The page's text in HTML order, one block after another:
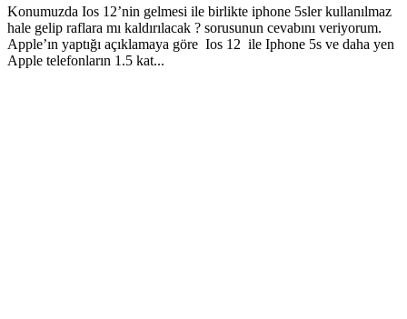
Konumuzda Ios 12’nin gelmesi ile birlikte iphone 5sler kullanılmaz
hale gelip raflara mı kaldırılacak ? sorusunun cevabını veriyorum.
Apple’ın yaptığı açıklamaya göre Ios 12 ile Iphone 5s ve daha yen
Apple telefonların 1.5 kat...